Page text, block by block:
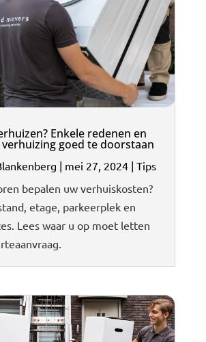
Enkele redenen en
goed te doorstaan
| mei 27, 2024| Tips
bepalen uw verhuiskosten?
etage, parkeerplek en
Lees waar u op moet letten